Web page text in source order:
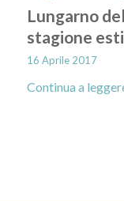
Lungarno
stagione
16 Aprile 2017
Continua a